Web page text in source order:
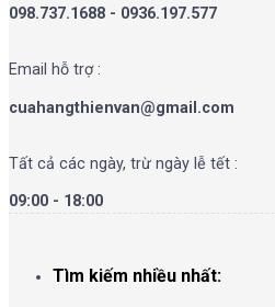
098.737.1688 - 0936.197.577
Email hỗ trợ :
cuahangthienvan@gmail.com
Tất cả các ngày, trừ ngày lễ tết :
09:00 - 18:00
Tìm kiếm nhiều nhất: